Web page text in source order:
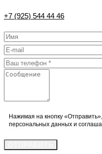
+7 (925) 544 44 46
Нажимая на кнопку
персональных данных и